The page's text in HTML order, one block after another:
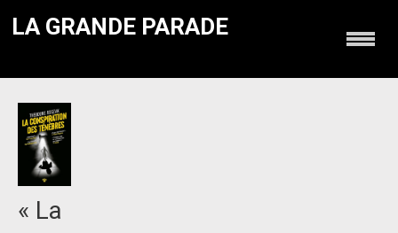
LA GRANDE PARADE
« La